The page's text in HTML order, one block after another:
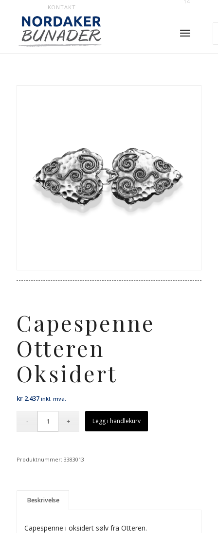
KONTAKT
Capespenne
Otteren
Oksidert
kr2.437 inkl. mva.
Legg i handlekurv
Produktnummer: 3383013
Beskrivelse
Capespenne i oksidert sølv fra Otteren.